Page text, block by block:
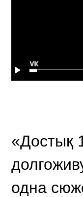
«Достық
одна